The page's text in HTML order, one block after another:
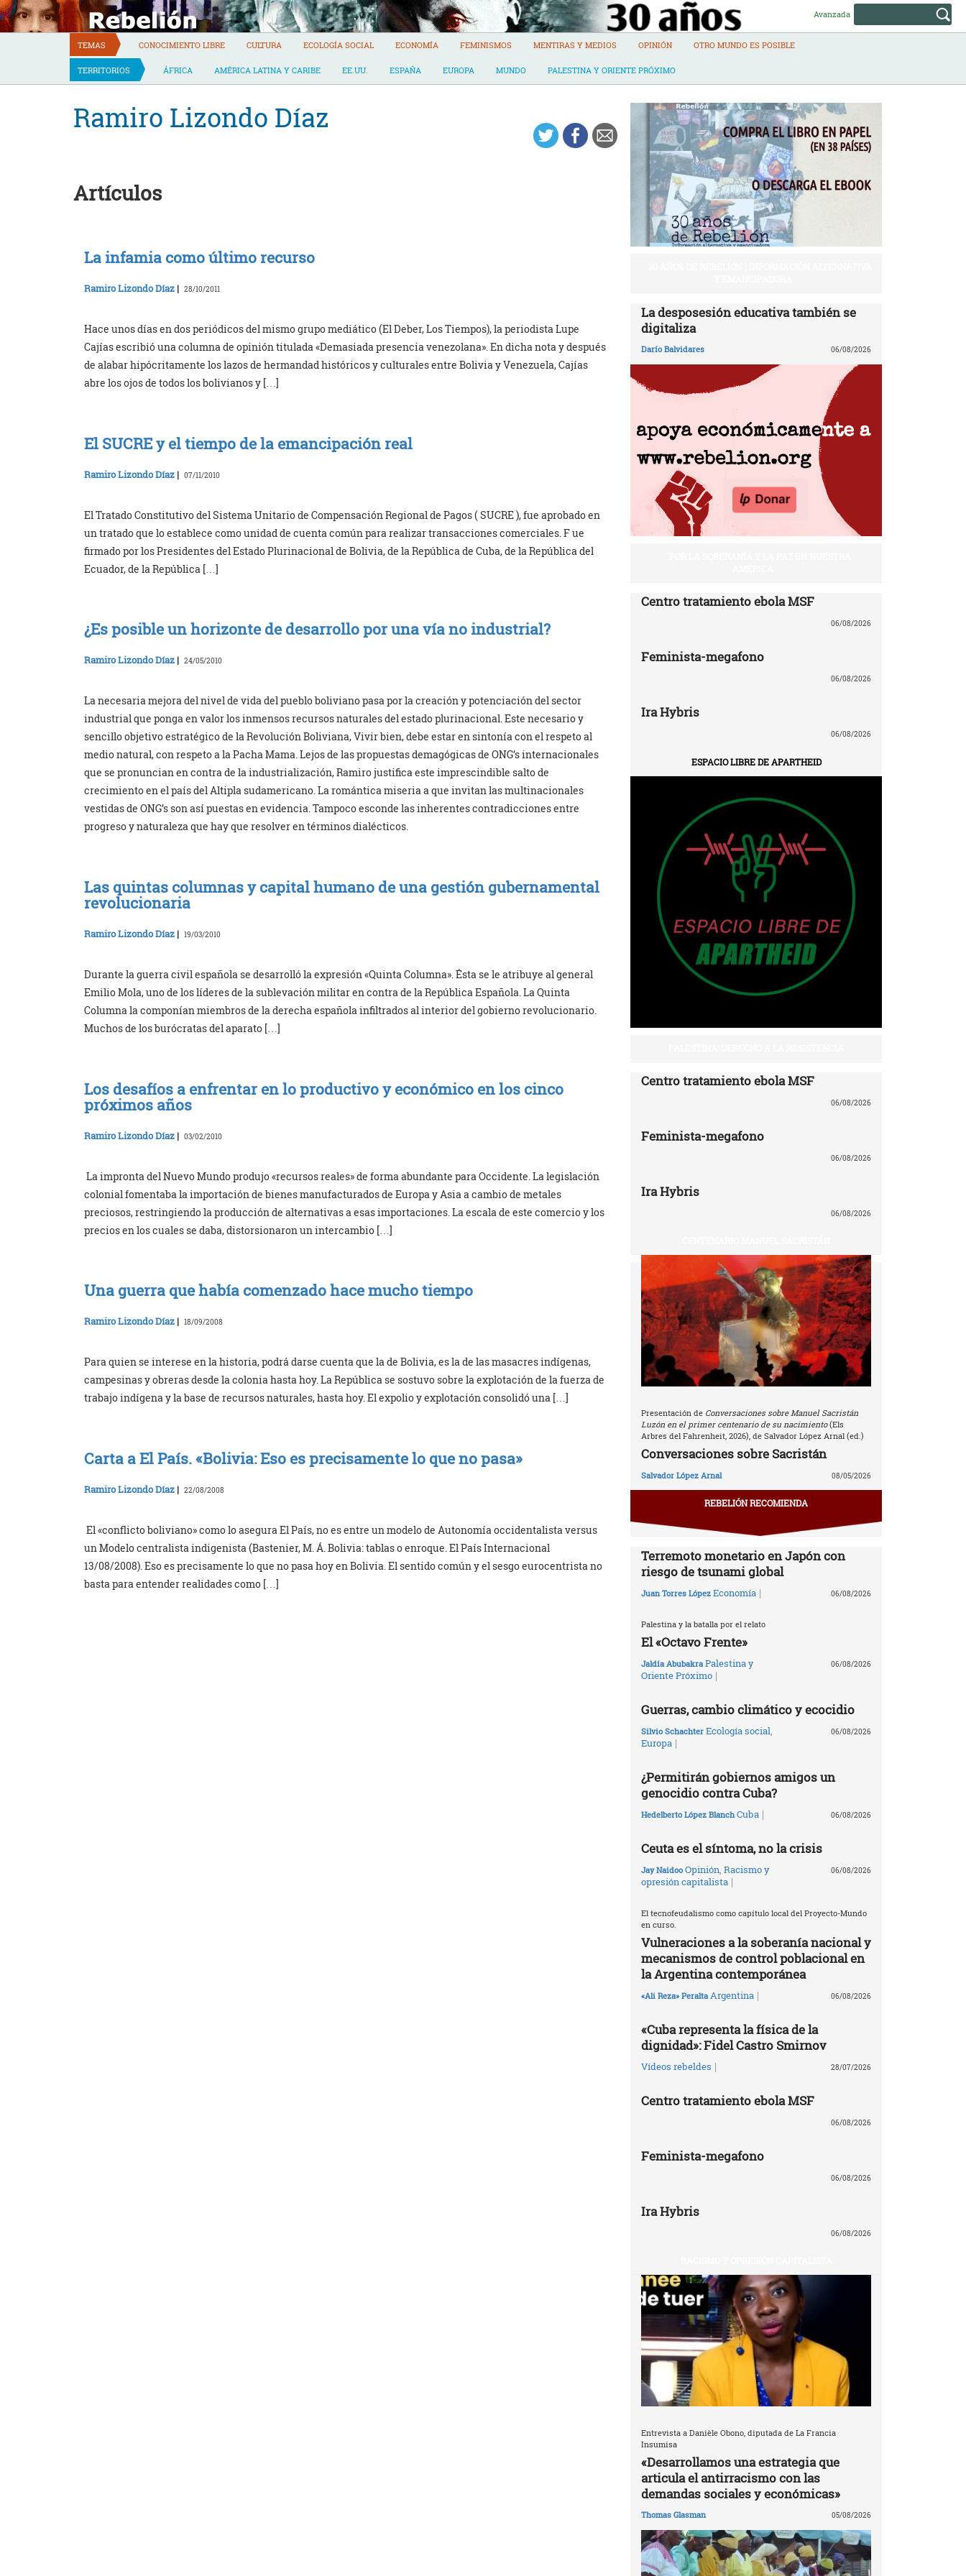
Skip
to
content
Avanzada
TEMAS CONOCIMIENTO LIBRE CULTURA ECOLOGÍA SOCIAL ECONOMÍA FEMINISMOS MENTIRAS Y MEDIOS OPINIÓN OTRO MUNDO ES POSIBLE
TERRITORIOS ÁFRICA AMÉRICA LATINA Y CARIBE EE.UU. ESPAÑA EUROPA MUNDO PALESTINA Y ORIENTE PRÓXIMO
Ramiro Lizondo Díaz
Artículos
La infamia como último recurso
Ramiro Lizondo Díaz | 28/10/2011
Hace unos días en dos periódicos del mismo grupo mediático (El Deber, Los Tiempos), la periodista Lupe
Cajías escribió una columna de opinión titulada «Demasiada presencia venezolana». En dicha nota y después
de alabar hipócritamente los lazos de hermandad históricos y culturales entre Bolivia y Venezuela, Cajías
abre los ojos de todos los bolivianos y […]
El SUCRE y el tiempo de la emancipación real
Ramiro Lizondo Díaz | 07/11/2010
El Tratado Constitutivo del Sistema Unitario de Compensación Regional de Pagos ( SUCRE ), fue aprobado en
un tratado que lo establece como unidad de cuenta común para realizar transacciones comerciales. F ue
firmado por los Presidentes del Estado Plurinacional de Bolivia, de la República de Cuba, de la República del
Ecuador, de la República […]
¿Es posible un horizonte de desarrollo por una vía no industrial?
Ramiro Lizondo Díaz | 24/05/2010
La necesaria mejora del nivel de vida del pueblo boliviano pasa por la creación y potenciación del sector
industrial que ponga en valor los inmensos recursos naturales del estado plurinacional. Este necesario y
sencillo objetivo estratégico de la Revolución Boliviana, Vivir bien, debe estar en sintonía con el respeto al
medio natural, con respeto a la Pacha Mama. Lejos de las propuestas demagógicas de ONG’s internacionales
que se pronuncian en contra de la industrialización, Ramiro justifica este imprescindible salto de
crecimiento en el país del Altipla sudamericano. La romántica miseria a que invitan las multinacionales
vestidas de ONG’s son así puestas en evidencia. Tampoco esconde las inherentes contradicciones entre
progreso y naturaleza que hay que resolver en términos dialécticos.
Las quintas columnas y capital humano de una gestión gubernamental
revolucionaria
Ramiro Lizondo Díaz | 19/03/2010
Durante la guerra civil española se desarrolló la expresión «Quinta Columna». Ésta se le atribuye al general
Emilio Mola, uno de los líderes de la sublevación militar en contra de la República Española. La Quinta
Columna la componían miembros de la derecha española infiltrados al interior del gobierno revolucionario.
Muchos de los burócratas del aparato […]
Los desafíos a enfrentar en lo productivo y económico en los cinco
próximos años
Ramiro Lizondo Díaz | 03/02/2010
La impronta del Nuevo Mundo produjo «recursos reales» de forma abundante para Occidente. La legislación
colonial fomentaba la importación de bienes manufacturados de Europa y Asia a cambio de metales
preciosos, restringiendo la producción de alternativas a esas importaciones. La escala de este comercio y los
precios en los cuales se daba, distorsionaron un intercambio […]
Una guerra que había comenzado hace mucho tiempo
Ramiro Lizondo Díaz | 18/09/2008
Para quien se interese en la historia, podrá darse cuenta que la de Bolivia, es la de las masacres indígenas,
campesinas y obreras desde la colonia hasta hoy. La República se sostuvo sobre la explotación de la fuerza de
trabajo indígena y la base de recursos naturales, hasta hoy. El expolio y explotación consolidó una […]
Carta a El País. «Bolivia: Eso es precisamente lo que no pasa»
Ramiro Lizondo Díaz | 22/08/2008
El «conflicto boliviano» como lo asegura El País, no es entre un modelo de Autonomía occidentalista versus
un Modelo centralista indigenista (Bastenier, M. Á. Bolivia: tablas o enroque. El País Internacional
13/08/2008). Eso es precisamente lo que no pasa hoy en Bolivia. El sentido común y el sesgo eurocentrista no
basta para entender realidades como […]
La desposesión educativa también se
digitaliza
Darío Balvidares 06/08/2026
Centro tratamiento ebola MSF
06/08/2026
Feminista-megafono
06/08/2026
Ira Hybris
06/08/2026
ESPACIO LIBRE DE APARTHEID
Centro tratamiento ebola MSF
06/08/2026
Feminista-megafono
06/08/2026
Ira Hybris
06/08/2026
Presentación de Conversaciones sobre Manuel Sacristán
Luzón en el primer centenario de su nacimiento(Els
Arbres del Fahrenheit, 2026), de Salvador López Arnal (ed.)
Conversaciones sobre Sacristán
Salvador López Arnal 08/05/2026
REBELIÓN RECOMIENDA
Terremoto monetario en Japón con
riesgo de tsunami global
Juan Torres López Economía | 06/08/2026
Palestina y la batalla por el relato
El «Octavo Frente»
Jaldía Abubakra Palestina y
Oriente Próximo |
06/08/2026
Guerras, cambio climático y ecocidio
Silvio Schachter Ecología social
Europa |
06/08/2026
¿Permitirán gobiernos amigos un
genocidio contra Cuba?
Hedelberto López Blanch Cuba | 06/08/2026
Ceuta es el síntoma, no la crisis
Jay Naidoo Opinión Racismo y
opresión capitalista |
06/08/2026
El tecnofeudalismo como capítulo local del Proyecto-Mundo
en curso.
Vulneraciones a la soberanía nacional y
mecanismos de control poblacional en
la Argentina contemporánea
«Ali Reza» Peralta Argentina | 06/08/2026
«Cuba representa la física de la
dignidad»: Fidel Castro Smirnov
Vídeos rebeldes | 28/07/2026
Centro tratamiento ebola MSF
06/08/2026
Feminista-megafono
06/08/2026
Ira Hybris
06/08/2026
Entrevista a Danièle Obono, diputada de La Francia
Insumisa
«Desarrollamos una estrategia que
articula el antirracismo con las
demandas sociales y económicas»
Thomas Glasman 05/08/2026